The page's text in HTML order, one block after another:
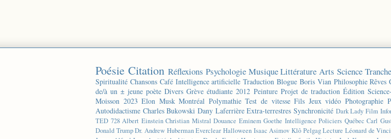
Poésie Citation Réflexions Psychologie Musique Littérature Arts Science
Spiritualité Chansons Café Intelligence artificielle Traduction Blogue Boris Vian Philosophie Rêves
de/à un ± jeune poète Divers Grève étudiante 2012 Peinture Projet de traduction Édition
Moisson 2023 Elon Musk Montréal Polymathie Test de vitesse Fils Jeux vidéo Photographie
Autodidactisme Charles Bukowski Dany Laferrière Extra-terrestres Synchronicité Dark Lady Film
TED 728 Albert Einstein Christian Mistral Douance Eminem Goethe Intelligence Policiers Québec Carl
Donald Trump Dr. Andrew Huberman Everclear Halloween Isaac Asimov Klô Pelgag Lecture Léonard de Vinci